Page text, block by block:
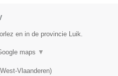
en in de provincie Luik.
maps ▼
West-Vlaanderen)